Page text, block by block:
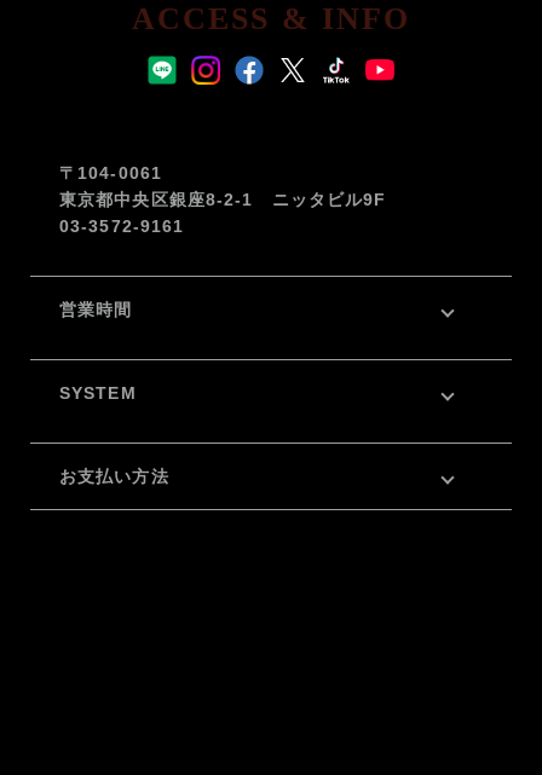
ACCESS & INFO
〒104-0061
東京都中央区銀座8-2-1 ニッタビル9F
03-3572-9161
営業時間
SYSTEM
お支払い方法